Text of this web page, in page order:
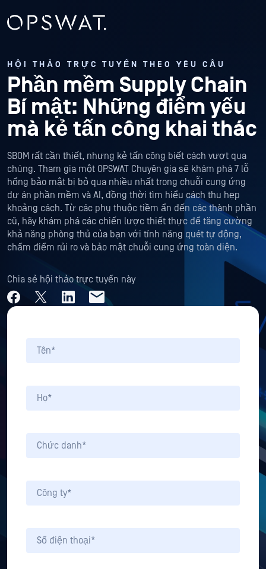
HỘI THẢO TRỰC TUYẾN THEO YÊU CẦU
Phần mềm Supply Chain
Bí mật: Những điểm yếu
mà kẻ tấn công khai thác
SBOM rất cần thiết, nhưng kẻ tấn công biết cách vượt qua
chúng. Tham gia một OPSWAT Chuyên gia sẽ khám phá 7 lỗ
hổng bảo mật bị bỏ qua nhiều nhất trong chuỗi cung ứng
dự án phần mềm và AI, đồng thời tìm hiểu cách thu hẹp
khoảng cách. Từ các phụ thuộc tiềm ẩn đến các thành phần
cũ, hãy khám phá các chiến lược thiết thực để tăng cường
khả năng phòng thủ của bạn với tính năng quét tự động,
chấm điểm rủi ro và bảo mật chuỗi cung ứng toàn diện.
Chia sẻ hội thảo trực tuyến này